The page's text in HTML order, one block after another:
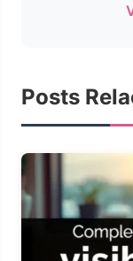
Posts